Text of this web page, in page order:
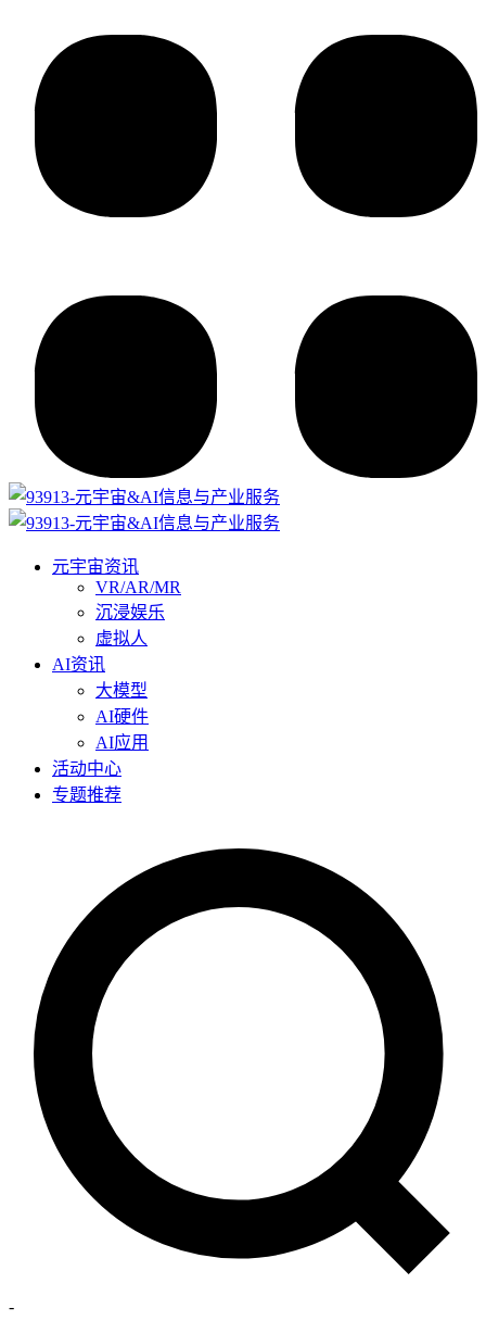
元宇宙资讯
VR/AR/MR
沉浸娱乐
虚拟人
AI资讯
大模型
AI硬件
AI应用
活动中心
专题推荐
-